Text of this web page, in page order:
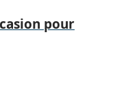
pour